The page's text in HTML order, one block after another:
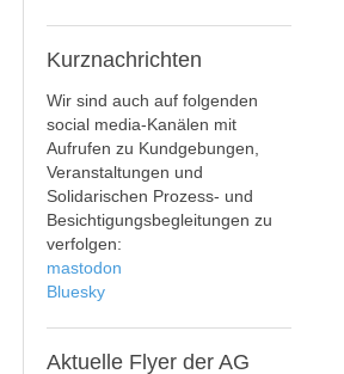
Kurznachrichten
Wir sind auch auf folgenden
social media-Kanälen mit
Aufrufen zu Kundgebungen,
Veranstaltungen und
Solidarischen Prozess- und
Besichtigungsbegleitungen zu
verfolgen:
mastodon
Bluesky
Aktuelle Flyer der AG